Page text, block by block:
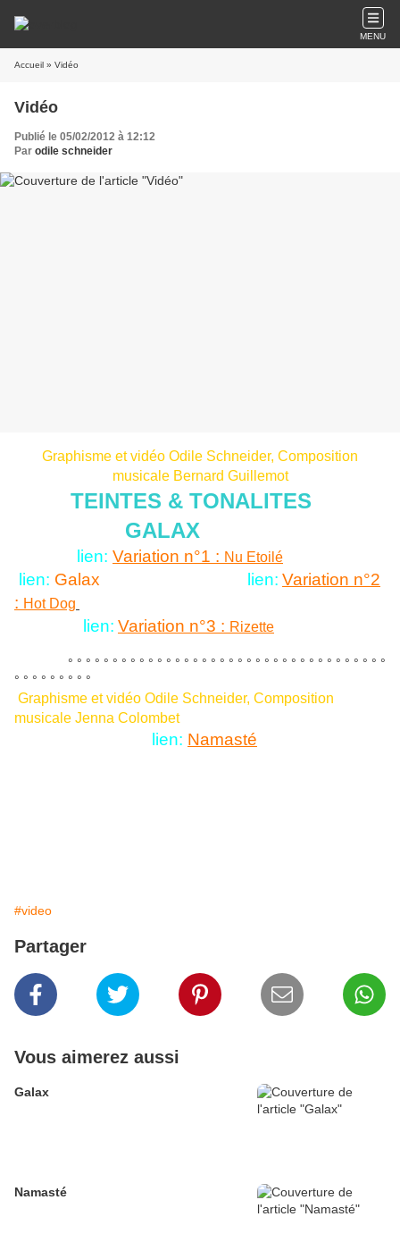
MENU
Accueil » Vidéo
Vidéo
Publié le 05/02/2012 à 12:12
Par odile schneider
Graphisme et vidéo Odile Schneider, Composition
musicale Bernard Guillemot
TEINTES & TONALITES
GALAX
ien: Variation n°1 : Nu Etoilé
lien: Galax lien: Variation n°2
: Hot Dog
lien: Variation n°3 : Rizette
° ° ° ° ° ° ° ° ° ° ° ° ° ° ° ° ° ° ° ° ° ° ° ° ° ° ° ° ° ° ° ° ° ° ° °
° ° ° ° ° ° ° ° °
Graphisme et vidéo Odile Schneider, Composition
musicale Jenna Colombet
lien: Namasté
#video
Partager
Vous aimerez aussi
Galax
Namasté